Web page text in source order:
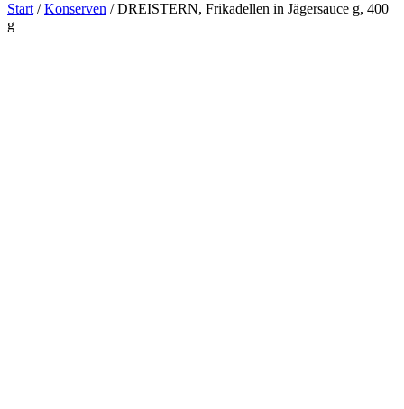
Start /Konserven / DREISTERN, Frikadellen in Jägersauce g, 400
g